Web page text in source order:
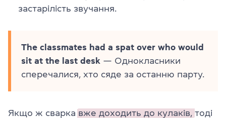
застарілість звучання.
The classmates had a spat over who would
sit at the last desk — Однокласники
сперечалися, хто сяде за останню парту.
Якщо ж сварка вже доходить до кулаків, тоді